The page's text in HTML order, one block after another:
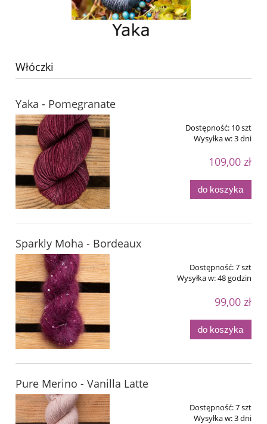
Włóczki
Yaka - Pomegranate
Dostępność: 10 szt
Wysyłka w:3 dni
109,00 zł
do koszyka
Sparkly Moha - Bordeaux
Dostępność:7 szt
Wysyłka w:48 godzin
99,00 zł
do koszyka
Pure Merino - Vanilla Latte
Dostępność:7 szt
Wysyłka w:3 dni